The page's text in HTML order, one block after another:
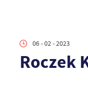
06 - 02 - 2023
Roczek